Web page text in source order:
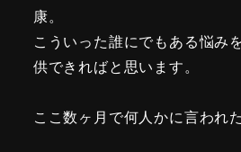
康。
こういった誰にでもある悩み
供できればと思います。
ここ数ヶ月で何人かに言われ